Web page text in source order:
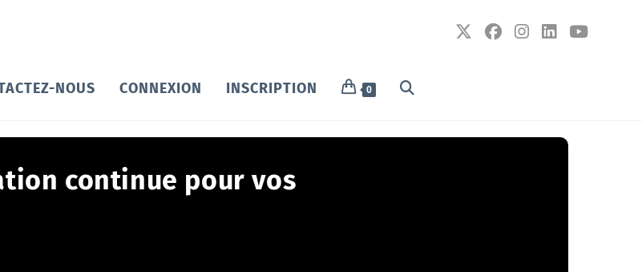
NOUS CONNEXION INSCRIPTION 0
continue pour vos